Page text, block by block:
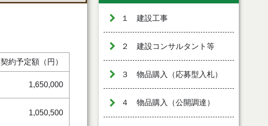
契約予定額（円）
1,650,000
1,050,500
１ 建設工事
２ 建設コンサルタント等
３ 物品購入（応募型入札）
４ 物品購入（公開調達）